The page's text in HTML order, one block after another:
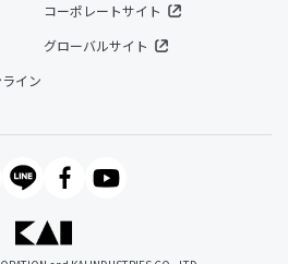
コーポレートサイト
グローバルサイト
イン